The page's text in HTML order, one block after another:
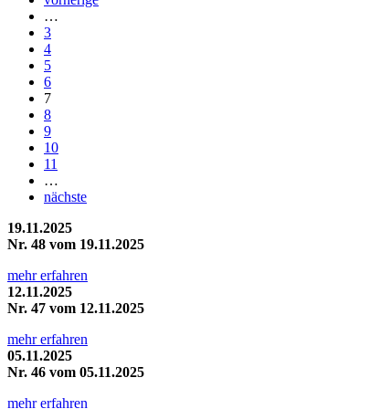
…
3
4
5
6
7
8
9
10
11
…
nächste
19.11.2025
Nr. 48 vom 19.11.2025
mehr erfahren
12.11.2025
Nr. 47 vom 12.11.2025
mehr erfahren
05.11.2025
Nr. 46 vom 05.11.2025
mehr erfahren